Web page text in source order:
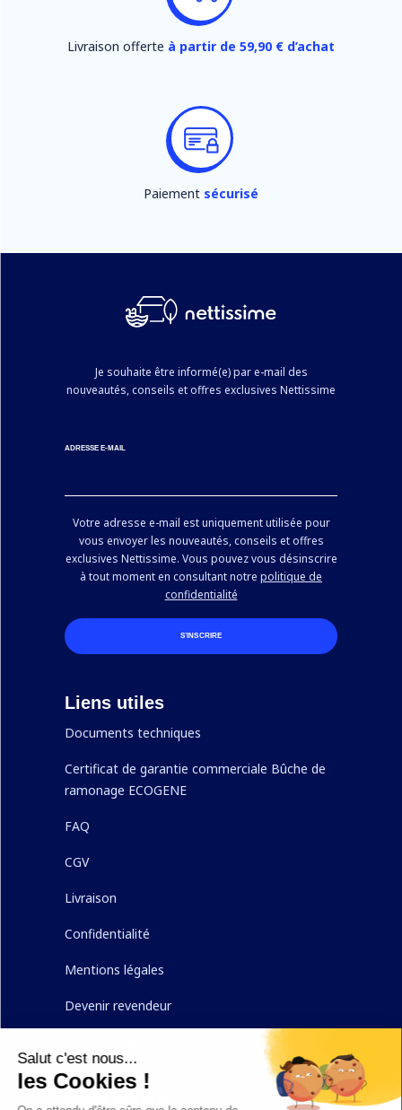
Livraison offerte à partir de 59,90 € d’achat
Paiement sécurisé
Je souhaite être informé(e) par e-mail des
nouveautés, conseils et offres exclusives Nettissime
ADRESSE E-MAIL
Votre adresse e-mail est uniquement utilisée pour
vous envoyer les nouveautés, conseils et offres
exclusives Nettissime. Vous pouvez vous désinscrire
à tout moment en consultant notre politique de
confidentialité
S’INSCRIRE
Liens utiles
Documents techniques
Certificat de garantie commerciale Bûche de
ramonage ECOGENE
FAQ
CGV
Livraison
Confidentialité
Mentions légales
Devenir revendeur
Nous suivre